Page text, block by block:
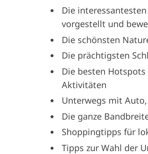
Die
vorgestellt und
Die schönsten
Die prächtigsten
Die besten
Aktivitäten
Unterwegs mit
Die ganze
Shoppingtipps für
Tipps zur Wahl der